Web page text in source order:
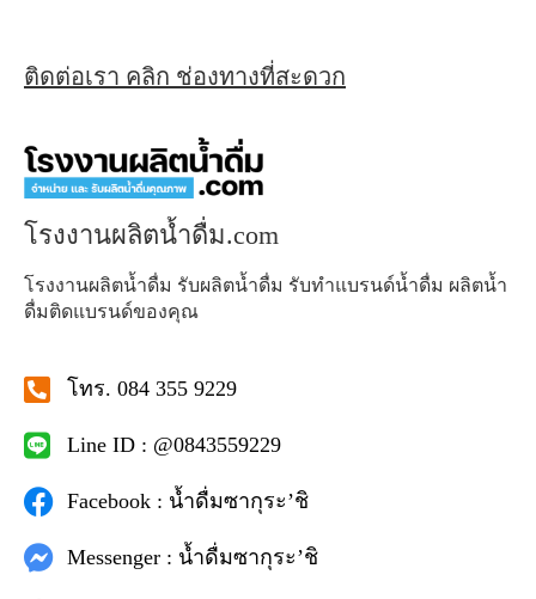
ติดต่อเรา คลิก ช่องทางที่สะดวก
โรงงานผลิตน้ำดื่ม.com
โรงงานผลิตน้ำดื่ม รับผลิตน้ำดื่ม รับทำแบรนด์น้ำดื่ม ผลิตน้ำ
ดื่มติดแบรนด์ของคุณ
โทร. 084 355 9229
Line ID : @0843559229
Facebook : น้ำดื่มซากุระ’ชิ
Messenger : น้ำดื่มซากุระ’ชิ